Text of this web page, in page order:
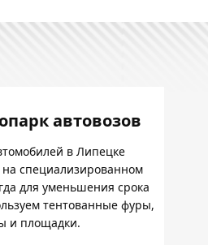
автовозов
в Липецке
на специализированном
для уменьшения срока
тентованные фуры,
и площадки.